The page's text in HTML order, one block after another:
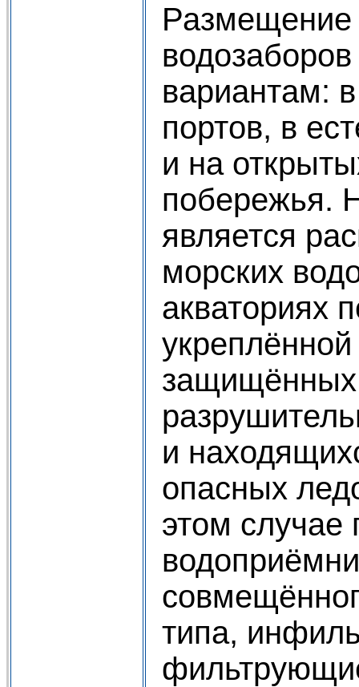
Размещение
вариантам:
портов, в
и на
побережья.
является
морских
акваториях
защищённых
и
опасных
этом
типа,